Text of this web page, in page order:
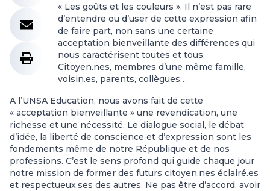
« Les goûts et les couleurs ». Il n’est pas rare
d’entendre ou d’user de cette expression afin
de faire part, non sans une certaine
acceptation bienveillante des différences qui
nous caractérisent toutes et tous.
Citoyen.nes, membres d’une même famille,
voisin.es, parents, collègues…
A l’UNSA Education, nous avons fait de cette
« acceptation bienveillante » une revendication, une
richesse et une nécessité. Le dialogue social, le débat
d’idée, la liberté de conscience et d’expression sont les
fondements même de notre République et de nos
professions. C’est le sens profond qui guide chaque jour
notre mission de former des futurs citoyen.nes éclairé.es
et respectueux.ses des autres. Ne pas être d’accord, avoir